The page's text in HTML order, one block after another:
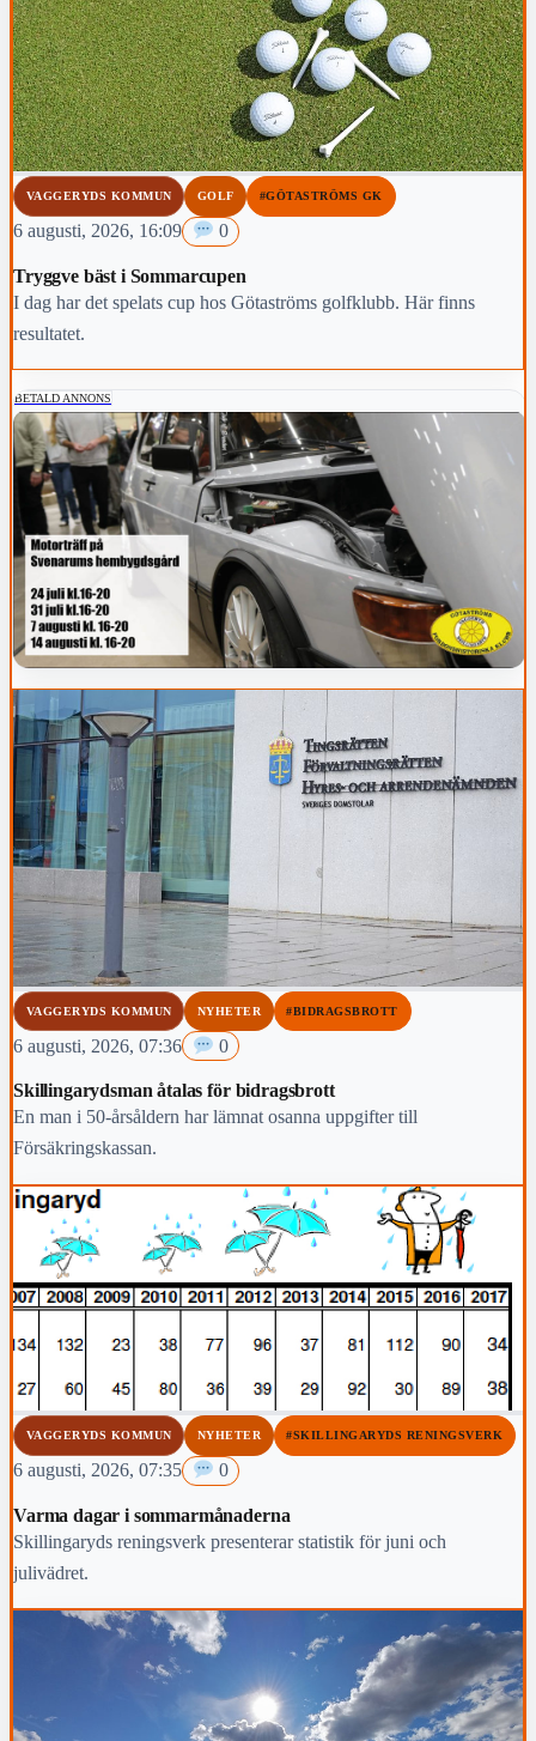
VAGGERYDS KOMMUN GOLF #GÖTASTRÖMS GK
6 augusti, 2026, 16:09 0
Tryggve bäst i Sommarcupen
I dag har det spelats cup hos Götaströms golfklubb. Här finns
resultatet.
BETALD ANNONS
VAGGERYDS KOMMUN NYHETER #BIDRAGSBROTT
6 augusti, 2026, 07:36 0
Skillingarydsman åtalas för bidragsbrott
En man i 50-årsåldern har lämnat osanna uppgifter till
Försäkringskassan.
VAGGERYDS KOMMUN NYHETER #SKILLINGARYDS RENINGSVERK
6 augusti, 2026, 07:35 0
Varma dagar i sommarmånaderna
Skillingaryds reningsverk presenterar statistik för juni och
julivädret.